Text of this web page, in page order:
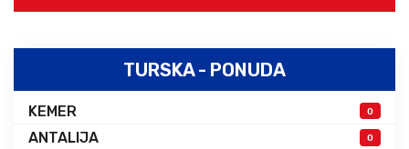
TURSKA - PONUDA
KEMER 0
ANTALIJA 0